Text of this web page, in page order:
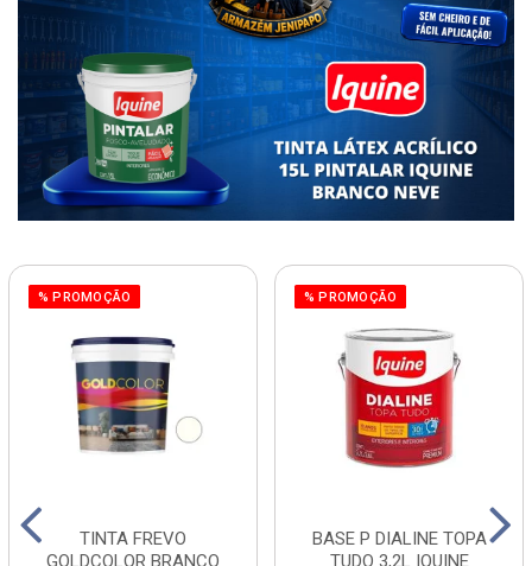
% PROMOÇÃO
TINTA FREVO
GOLDCOLOR BRANCO
% PROMOÇÃO
BASE P DIALINE TOPA
TUDO 3,2L IQUINE